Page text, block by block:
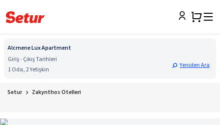
Alcmene Lux Apartment
Giriş - Çıkış Tarihleri
1 Oda, 2 Yetişkin
Yeniden Ara
Setur Zakynthos Otelleri